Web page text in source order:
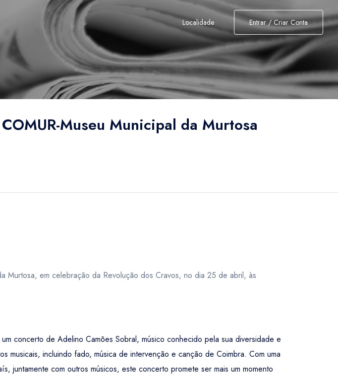
Localidade Entrar / Criar Conta
Museu Municipal da Murtosa
Murtosa, em celebração da Revolução dos Cravos, no dia 25 de abril, às
concerto de Adelino Camões Sobral, músico conhecido pela sua diversidade e
incluindo fado, música de intervenção e canção de Coimbra. Com uma
com outros músicos, este concerto promete ser mais um momento